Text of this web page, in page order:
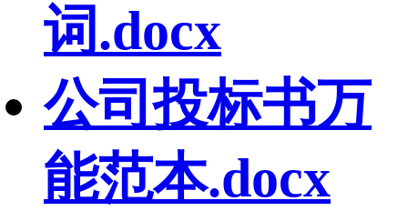
词.docx
公司投标书万
能范本.docx